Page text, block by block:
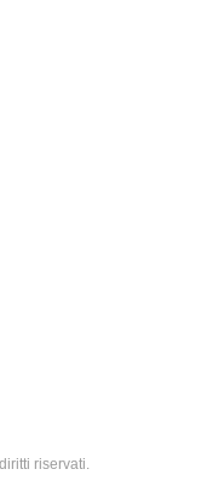
riservati.